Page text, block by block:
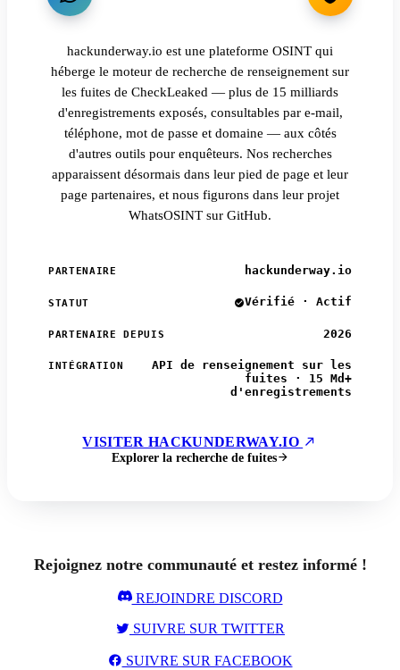
hackunderway.io est une plateforme OSINT qui
héberge le moteur de recherche de renseignement sur
les fuites de CheckLeaked — plus de 15 milliards
d'enregistrements exposés, consultables par e-mail,
téléphone, mot de passe et domaine — aux côtés
d'autres outils pour enquêteurs. Nos recherches
apparaissent désormais dans leur pied de page et leur
page partenaires, et nous figurons dans leur projet
WhatsOSINT sur GitHub.
PARTENAIRE hackunderway.io
STATUT Vérifié · Actif
PARTENAIRE DEPUIS 2026
INTÉGRATION
API de renseignement sur les
fuites · 15 Md+
d'enregistrements
VISITER HACKUNDERWAY.IO
Explorer la recherche de fuites
Rejoignez notre communauté et restez informé !
REJOINDRE DISCORD
SUIVRE SUR TWITTER
SUIVRE SUR FACEBOOK